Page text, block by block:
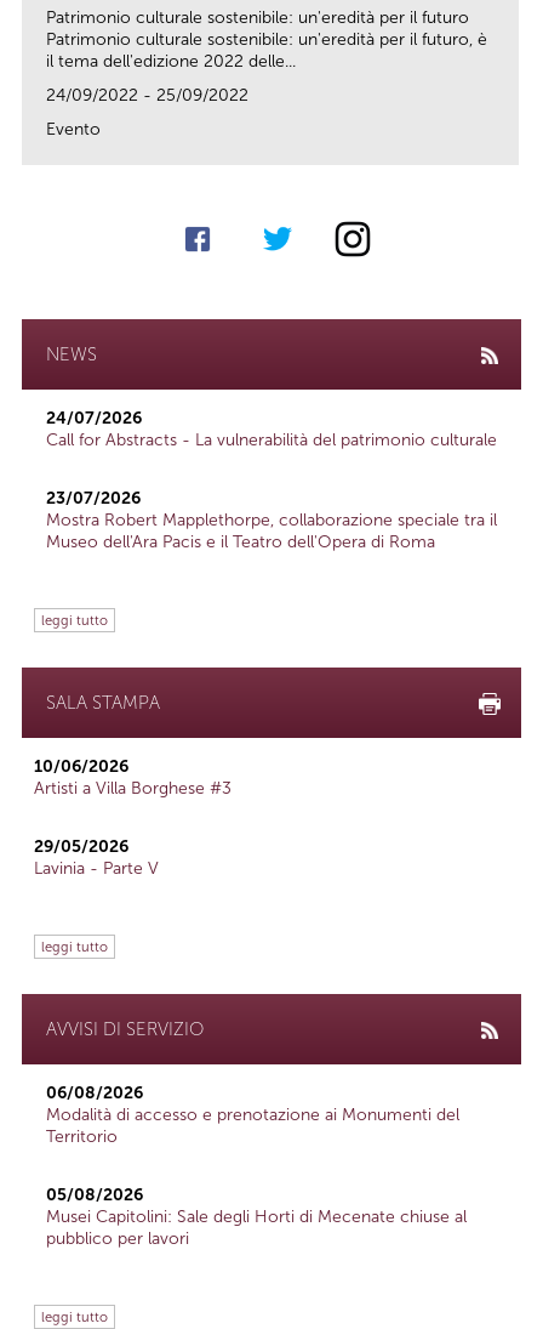
Patrimonio culturale sostenibile: un'eredità per il futuro
Patrimonio culturale sostenibile: un'eredità per il futuro, è
il tema dell'edizione 2022 delle...
24/09/2022 - 25/09/2022
Evento
NEWS
24/07/2026
Call for Abstracts - La vulnerabilità del patrimonio culturale
23/07/2026
Mostra Robert Mapplethorpe, collaborazione speciale tra il
Museo dell'Ara Pacis e il Teatro dell'Opera di Roma
leggi tutto
SALA STAMPA
10/06/2026
Artisti a Villa Borghese #3
29/05/2026
Lavinia - Parte V
leggi tutto
AVVISI DI SERVIZIO
06/08/2026
Modalità di accesso e prenotazione ai Monumenti del
Territorio
05/08/2026
Musei Capitolini: Sale degli Horti di Mecenate chiuse al
pubblico per lavori
leggi tutto